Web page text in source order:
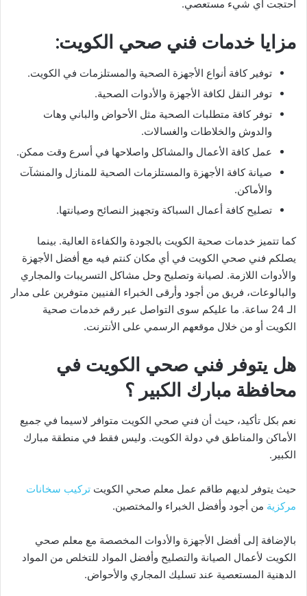
احتجت أي شيء مستعصي.
مزايا خدمات فني صحي الكويت:
توفير كافة أنواع الأجهزة الصحية والمستلزمات في الكويت.
توفر النقل لكافة الأجهزة والأدوات الصحية.
توفر كافة متطلبات الصحية مثل الأحواض والباني وهات
والدوش والخلاطات والغسالات.
عمل كافة الأعمال والمشاكل واصلاحها في أسرع وقت ممكن.
صيانة كافة الأجهزة والمستلزمات الصحية للمنازل والمنشآت
والأماكن.
تصليح كافة أعمال السباكة وتجهيز النصائح وصيانتها.
كما تتميز خدمات صحية الكويت بالجودة والكفاءة العالية. بينما
يصلكم فني صحي الكويت في أي مكان كنتم فيه مع أفضل الأجهزة
والأدوات اللازمة. لصيانة وتصليح وحل مشاكل التسريبات والمجاري
والبالوعات، فريق من أجود وأرقى الخبراء الفنيين متوفرين على مدار
الـ 24 ساعة. ما عليكم سوى التواصل عبر رقم خدمات صحية
الكويت أو من خلال موقعهم الرسمي على الأنترنت.
هل يتوفر فني صحي الكويت في
محافظة مبارك الكبير ؟
نعم بكل تأكيد، حيث أن فني صحي الكويت متوافر لاسيما في جميع
الأماكن والمناطق في دولة الكويت. وليس فقط في منطقة مبارك
الكبير.
حيث يتوفر لديهم طاقم عمل معلم صحي الكويت تركيب سخانات
مركزية من أجود وأفضل الخبراء والمختصين.
بالإضافة إلى أفضل الأجهزة والأدوات المخصصة مع معلم صحي
الكويت لأعمال الصيانة والتصليح وأفضل المواد للتخلص من المواد
الدهنية المستعصية عند تسليك المجاري والأحواض.